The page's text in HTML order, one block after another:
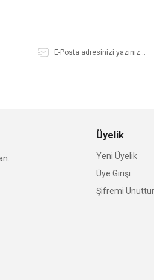
Üyelik
Yeni Üyelik
Üye Girişi
Şifremi